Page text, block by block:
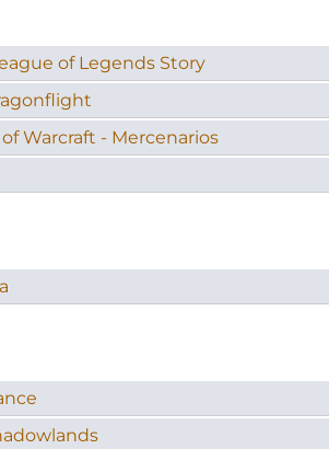
of Legends Story
Warcraft - Mercenarios